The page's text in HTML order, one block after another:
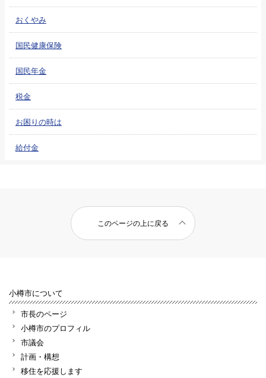
おくやみ
国民健康保険
国民年金
税金
お困りの時は
給付金
このページの上に戻る
小樽市について
市長のページ
小樽市のプロフィル
市議会
計画・構想
移住を応援します